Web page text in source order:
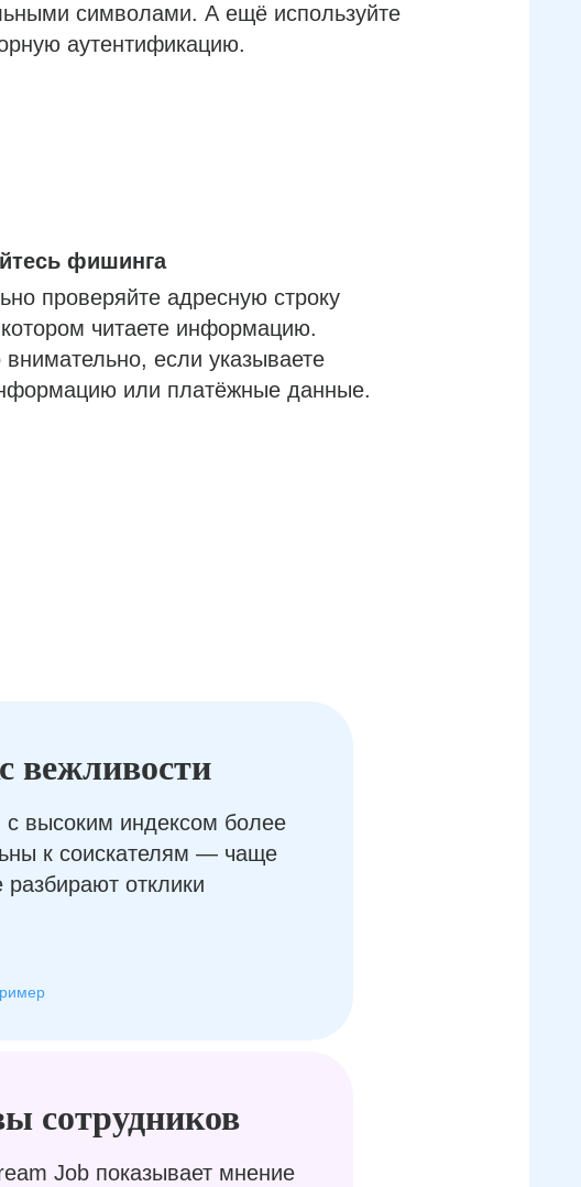
символами. А ещё используйте
аутентификацию.
фишинга
проверяйте адресную строку
читаете информацию.
если указываете
или платёжные данные.
сотрудников
Job показывает мнение
вежливости
с высоким индексом более
к соискателям — чаще
разбирают отклики